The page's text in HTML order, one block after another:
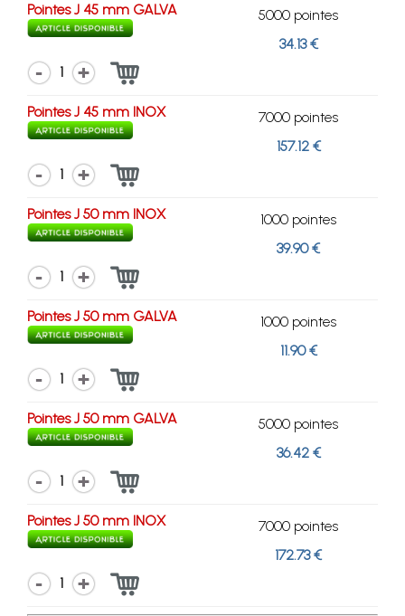
Pointes J 45 mm GALVA
5000 pointes
34.13 €
1
Pointes J 45 mm INOX
7000 pointes
157.12 €
1
Pointes J 50 mm INOX
1000 pointes
39.90 €
1
Pointes J 50 mm GALVA
1000 pointes
11.90 €
1
Pointes J 50 mm GALVA
5000 pointes
36.42 €
1
Pointes J 50 mm INOX
7000 pointes
172.73 €
1